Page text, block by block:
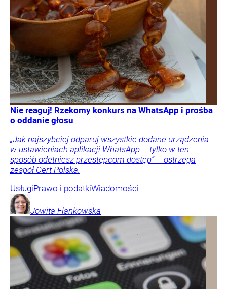
Nie reaguj! Rzekomy konkurs na WhatsApp i prośba
o oddanie głosu
„Jak najszybciej odparuj wszystkie dodane urządzenia
w ustawieniach aplikacji WhatsApp – tylko w ten
sposób odetniesz przestępcom dostęp” – ostrzega
zespół Cert Polska.
UsługiPrawo i podatkiWiadomości
Jowita Flankowska